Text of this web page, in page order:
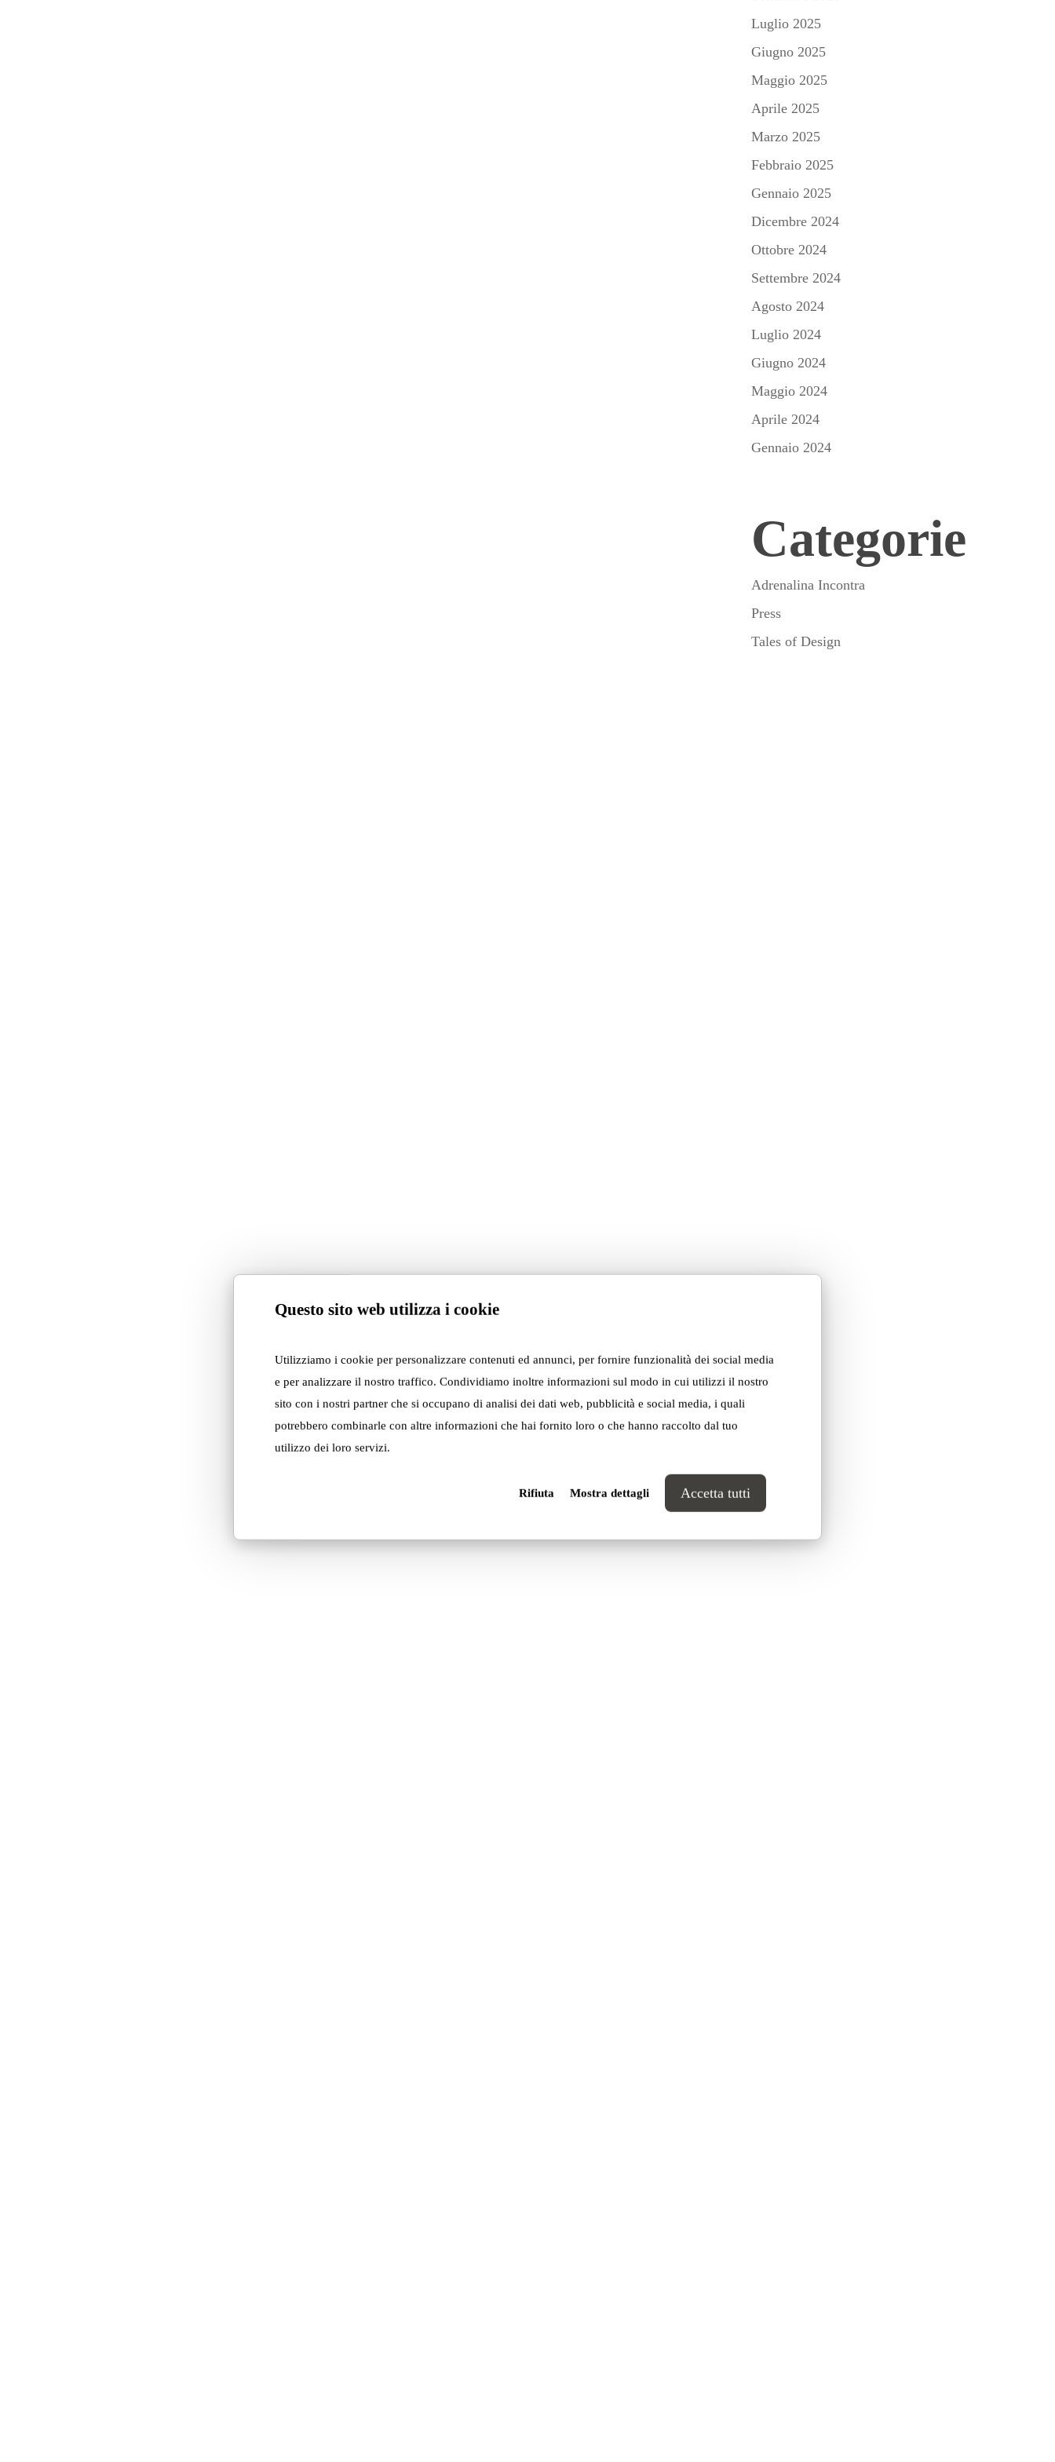
Questo sito web utilizza i cookie
Utilizziamo i cookie per personalizzare contenuti ed annunci, per fornire funzionalità dei social media
e per analizzare il nostro traffico. Condividiamo inoltre informazioni sul modo in cui utilizzi il nostro
sito con i nostri partner che si occupano di analisi dei dati web, pubblicità e social media, i quali
potrebbero combinarle con altre informazioni che hai fornito loro o che hanno raccolto dal tuo
utilizzo dei loro servizi.
Rifiuta Mostra dettagli Accetta tutti
Luglio 2025
Giugno 2025
Maggio 2025
Aprile 2025
Marzo 2025
Febbraio 2025
Gennaio 2025
Dicembre 2024
Ottobre 2024
Settembre 2024
Agosto 2024
Luglio 2024
Giugno 2024
Maggio 2024
Aprile 2024
Gennaio 2024
Categorie
Adrenalina Incontra
Press
Tales of Design